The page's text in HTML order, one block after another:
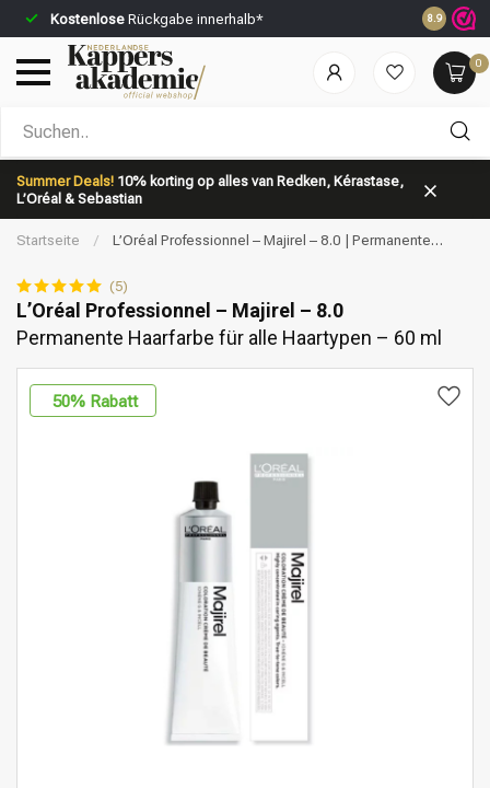
Kostenlose Rückgabe innerhalb* Vor 23:59
8.9
0
Summer Deals! 10% korting op alles van Redken, Kérastase,
L’Oréal & Sebastian
Nach welcher Kategorie suchst du?
Marken Haarpflege
Startseite /
L’Oréal Professionnel – Majirel – 8.0 | Permanente
(5)
L’Oréal Professionnel – Majirel – 8.0
Permanente Haarfarbe für alle Haartypen – 60 ml
50% Rabatt